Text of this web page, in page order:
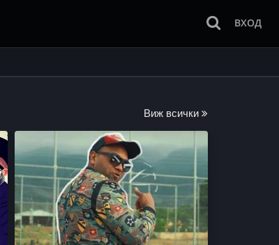
ВХОД
Виж всички